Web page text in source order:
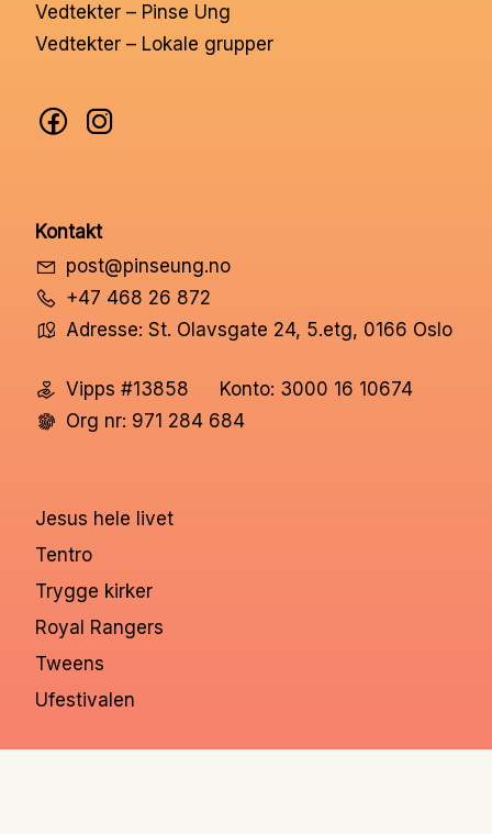
Vedtekter – Pinse Ung
Vedtekter – Lokale grupper
Kontakt
post@pinseung.no
+47 468 26 872
Adresse: St. Olavsgate 24, 5.etg, 0166 Oslo
Vipps #13858
Konto: 3000 16 10674
Org nr: 971 284 684
Jesus hele livet
Tentro
Trygge kirker
Royal Rangers
Tweens
Ufestivalen